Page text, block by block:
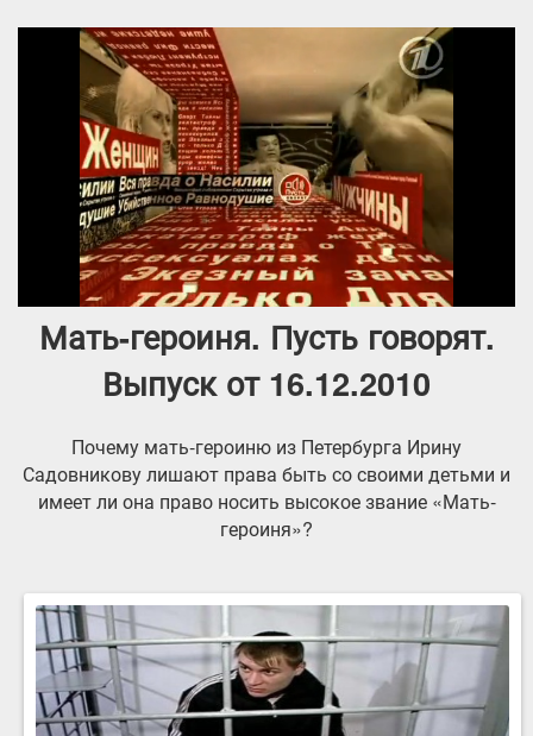
Мать-героиня. Пусть говорят.
Выпуск от 16.12.2010
Почему мать-героиню из Петербурга Ирину
Садовникову лишают права быть со своими детьми и
имеет ли она право носить высокое звание «Мать-
героиня»?